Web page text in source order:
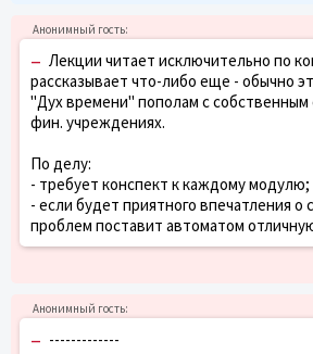
– Лекции читает исключительно по
рассказывает что-либо еще - обычно
"Дух времени" пополам с
фин. учреждениях.
По делу:
- требует конспект к каждому модулю;
- если будет приятного впечатления о
проблем поставит автоматом
– -------------